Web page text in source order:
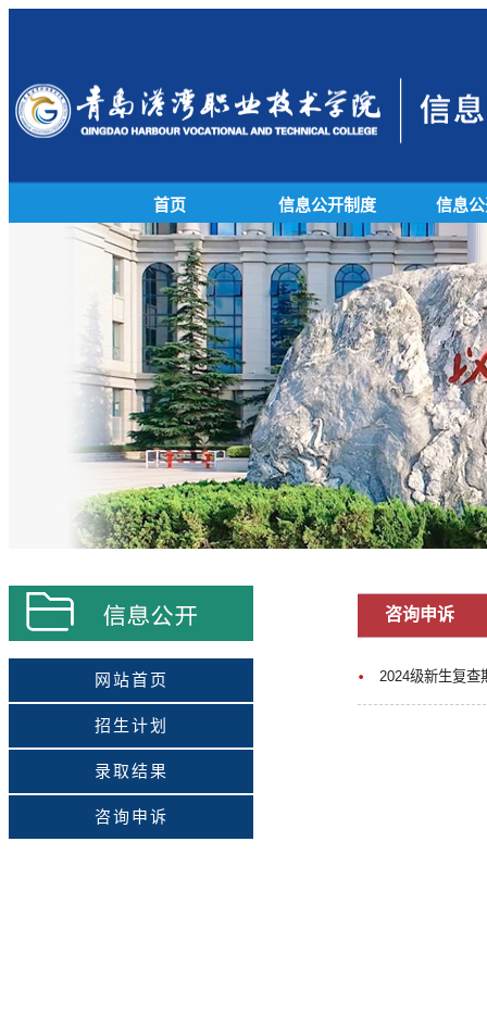
首页 信息公开制度 信息
网站首页
招生计划
录取结果
咨询申诉
咨询申诉
2024级新生复查